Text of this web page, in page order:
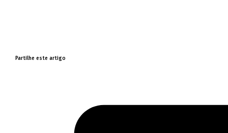
Partilhe este artigo